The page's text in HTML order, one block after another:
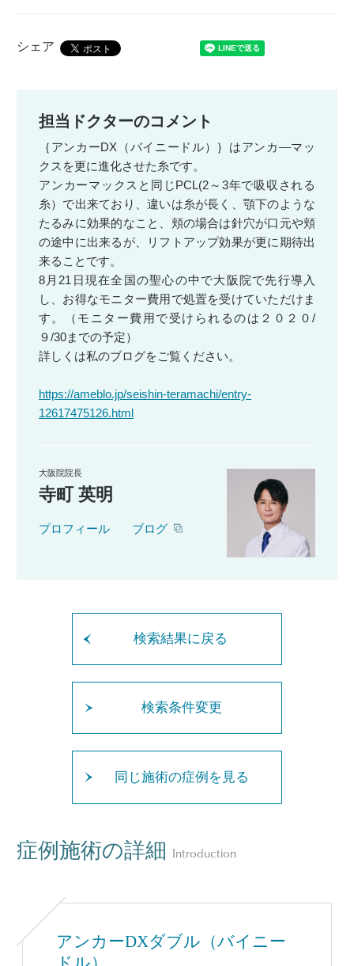
シェア
担当ドクターのコメント
｛アンカーDX（バイニードル）｝はアンカ―マッ
クスを更に進化させた糸です。
アンカーマックスと同じPCL(2～3年で吸収される
糸）で出来ており、違いは糸が長く、顎下のような
たるみに効果的なこと、頬の場合は針穴が口元や頬
の途中に出来るが、リフトアップ効果が更に期待出
来ることです。
8月21日現在全国の聖心の中で大阪院で先行導入
し、お得なモニター費用で処置を受けていただけま
す。（モニター費用で受けられるのは２０２０/
９/30までの予定）
詳しくは私のブログをご覧ください。
https://ameblo.jp/seishin-teramachi/entry-
12617475126.html
大阪院院長
寺町 英明
プロフィール ブログ
検索結果に戻る
検索条件変更
同じ施術の症例を見る
症例施術の詳細 Introduction
アンカーDXダブル（バイニー